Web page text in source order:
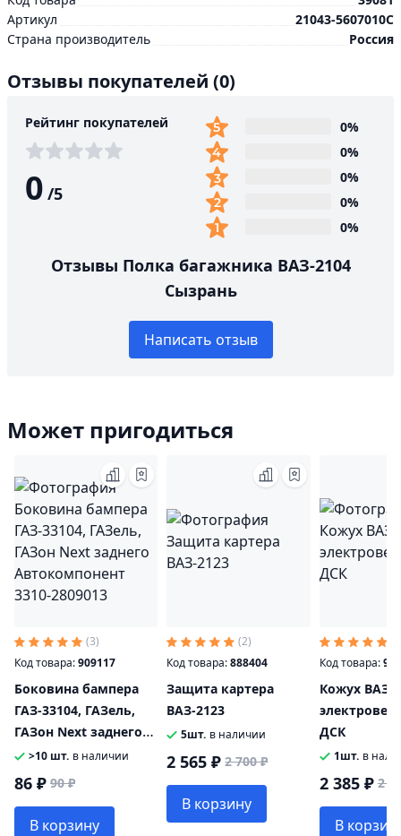
Артикул
21043-5607010С
Страна производитель
Россия
Отзывы покупателей (0)
Рейтинг покупателей
0 /5
0%
0%
0%
0%
0%
Отзывы Полка багажника ВАЗ-2104
Сызрань
Написать отзыв
Может пригодиться
(3)
Код товара:909117
Боковина бампера
ГАЗ-33104, ГАЗель,
ГАЗон Next заднего
Автокомпонент 3310-
2809013
>10 шт. в наличии
86 ₽ 90 ₽
В корзину
(2)
Код товара:888404
Защита картера
ВАЗ-2123
5шт. в наличии
2 565 ₽ 2 700 ₽
В корзину
Код товара:
Кожух ВАЗ-
ДСК
1шт. в
2 385 ₽ 2
В